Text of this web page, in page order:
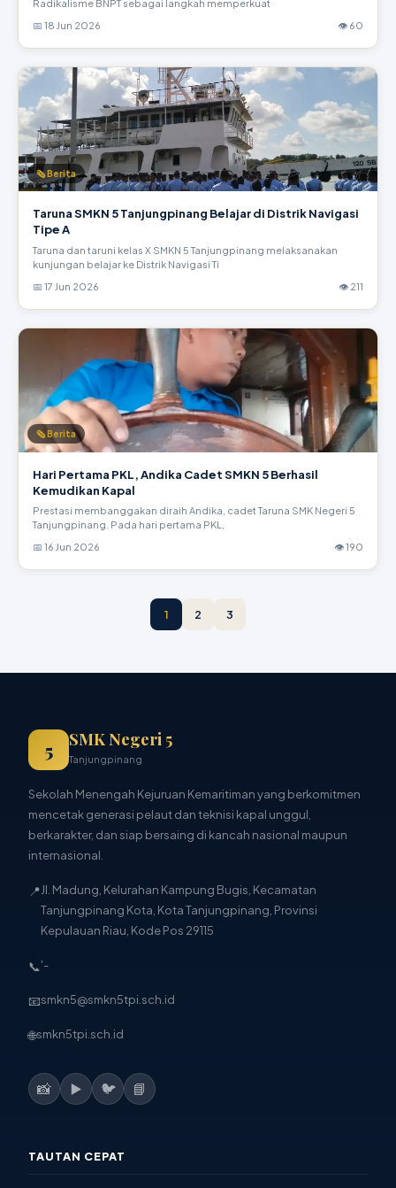
Radikalisme BNPT sebagai langkah memperkuat
📅 18 Jun 2026
👁 60
🗞 Berita
Taruna SMKN 5 Tanjungpinang Belajar di Distrik Navigasi
Tipe A
Taruna dan taruni kelas X SMKN 5 Tanjungpinang melaksanakan
kunjungan belajar ke Distrik Navigasi Ti
📅 17 Jun 2026
👁 211
🗞 Berita
Hari Pertama PKL, Andika Cadet SMKN 5 Berhasil
Kemudikan Kapal
Prestasi membanggakan diraih Andika, cadet Taruna SMK Negeri 5
Tanjungpinang. Pada hari pertama PKL,
📅 16 Jun 2026
👁 190
1 2 3
5 SMK Negeri 5
Tanjungpinang
Sekolah Menengah Kejuruan Kemaritiman yang berkomitmen
mencetak generasi pelaut dan teknisi kapal unggul,
berkarakter, dan siap bersaing di kancah nasional maupun
internasional.
📍Jl. Madung, Kelurahan Kampung Bugis, Kecamatan
Tanjungpinang Kota, Kota Tanjungpinang, Provinsi
Kepulauan Riau, Kode Pos 29115
📞'-
📧smkn5@smkn5tpi.sch.id
🌐smkn5tpi.sch.id
📸 ▶️ 🐦 📘
TAUTAN CEPAT